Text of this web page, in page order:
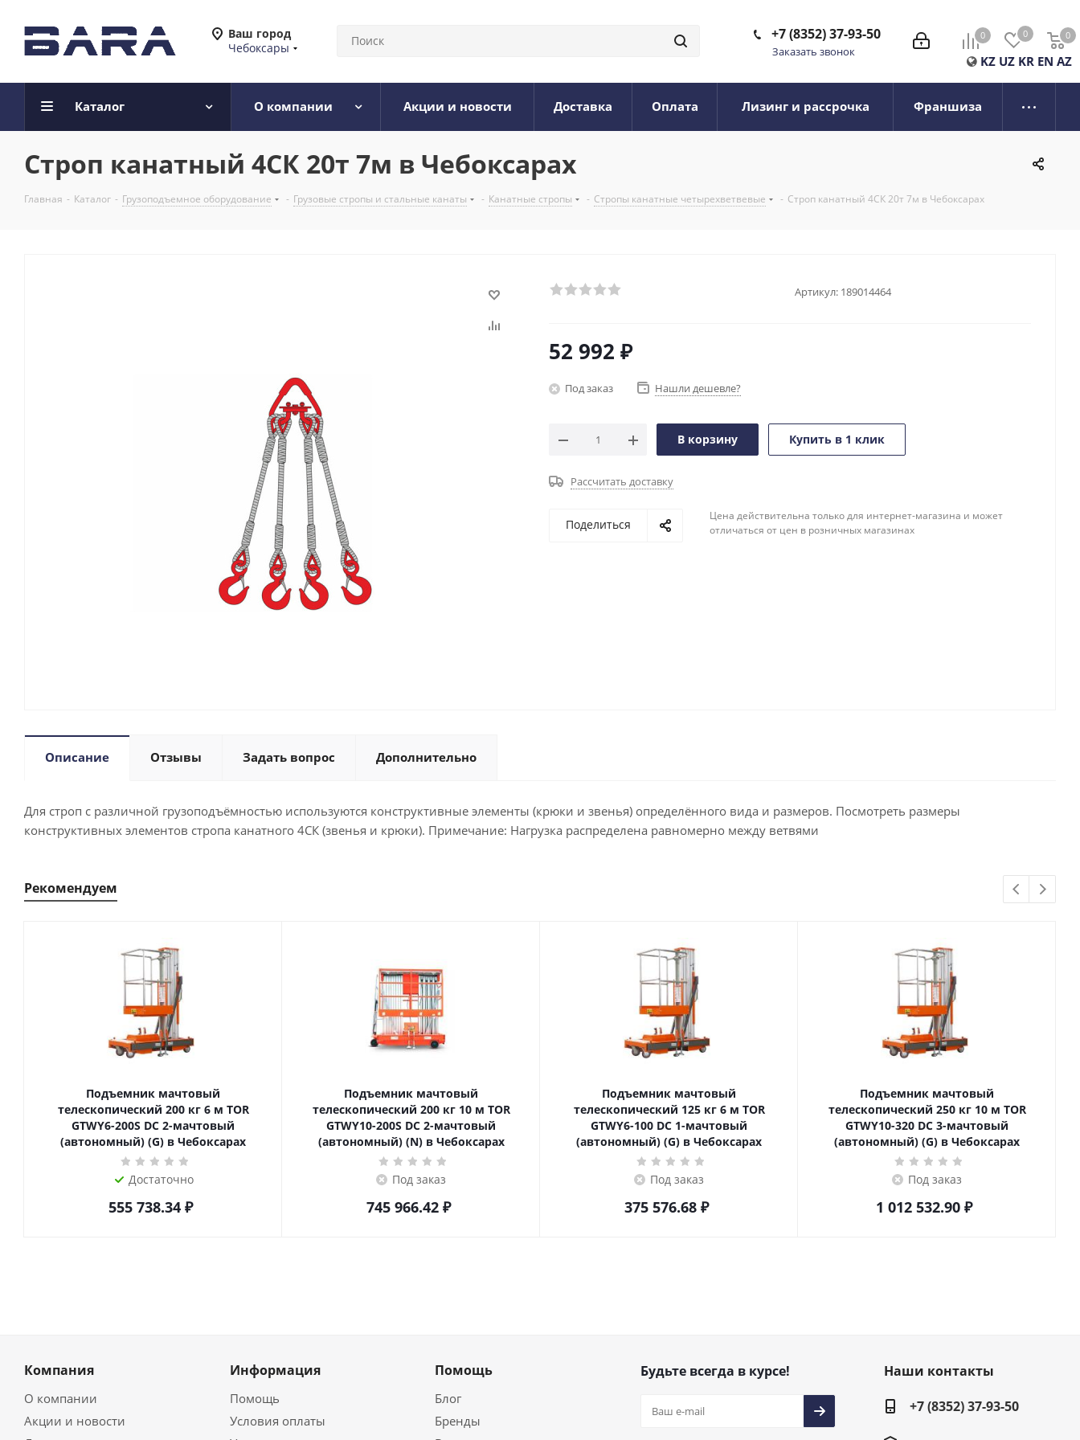
Ваш город
Чебоксары
0 0 0
0
KZ UZ KR EN AZ
+7 (8352) 37-93-50
Заказать звонок
Каталог О компании Акции и новости Доставка Оплата Лизинг и рассрочка Франшиза
Строп канатный 4СК 20т 7м в Чебоксарах
Главная - Каталог - Грузоподъемное оборудование - Грузовые стропы и стальные канаты - Канатные стропы - Стропы канатные четырехветвевые - Строп канатный 4СК 20т 7м в Чебоксарах
Артикул: 189014464
52 992 ₽
Под заказ Нашли дешевле?
В корзину Купить в 1 клик
Рассчитать доставку
Поделиться
Цена действительна только для интернет-магазина и может
отличаться от цен в розничных магазинах
Описание Отзывы Задать вопрос Дополнительно
Для строп с различной грузоподъёмностью используются конструктивные элементы (крюки и звенья) определённого вида и размеров. Посмотреть размеры
конструктивных элементов стропа канатного 4СК (звенья и крюки). Примечание: Нагрузка распределена равномерно между ветвями
Рекомендуем
Подъемник мачтовый
телескопический 200 кг 6 м TOR
GTWY6-200S DC 2-мачтовый
(автономный) (G) в Чебоксарах
Достаточно
555 738.34₽
Подъемник мачтовый
телескопический 200 кг 10 м TOR
GTWY10-200S DC 2-мачтовый
(автономный) (N) в Чебоксарах
Под заказ
745 966.42₽
Подъемник мачтовый
телескопический 125 кг 6 м TOR
GTWY6-100 DC 1-мачтовый
(автономный) (G) в Чебоксарах
Под заказ
375 576.68₽
Подъемник мачтовый
телескопический 250 кг 10 м TOR
GTWY10-320 DC 3-мачтовый
(автономный) (G) в Чебоксарах
Под заказ
1 012 532.90 ₽
Компания
О компании
Акции и новости
Информация
Помощь
Условия оплаты
Помощь
Блог
Бренды
Будьте всегда в курсе!
Наши контакты
+7 (8352) 37-93-50